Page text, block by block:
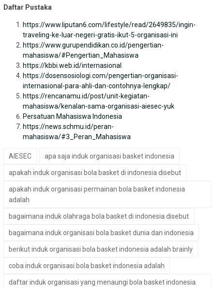
Daftar Pustaka
https://www.liputan6.com/lifestyle/read/2649835/ingin-
traveling-ke-luar-negeri-gratis-ikut-5-organisasi-ini
https://www.gurupendidikan.co.id/pengertian-
mahasiswa/#Pengertian_Mahasiswa
https://kbbi.web.id/internasional
https://dosensosiologi.com/pengertian-organisasi-
internasional-para-ahli-dan-contohnya-lengkap/
https://rencanamu.id/post/unit-kegiatan-
mahasiswa/kenalan-sama-organisasi-aiesec-yuk
Persatuan Mahasiswa Indonesia
https://news.schmu.id/peran-
mahasiswa/#3_Peran_Mahasiswa
AIESEC apa saja induk organisasi basket indonesia
apakah induk organisasi bola basket di indonesia disebut
apakah induk organisasi permainan bola basket indonesia
adalah
bagaimana induk olahraga bola basket di indonesia disebut
bagaimana induk organisasi bola basket dunia dan indonesia
berikut induk organisasi bola basket indonesia adalah brainly
coba induk organisasi bola basket indonesia adalah
daftar induk organisasi yang menaungi bola basket indonesia